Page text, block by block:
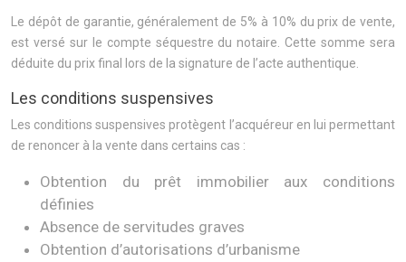
Le dépôt de garantie, généralement de 5% à 10% du prix de vente,
est versé sur le compte séquestre du notaire. Cette somme sera
déduite du prix final lors de la signature de l’acte authentique.
Les conditions suspensives
Les conditions suspensives protègent l’acquéreur en lui permettant
de renoncer à la vente dans certains cas :
Obtention du prêt immobilier aux conditions
définies
Absence de servitudes graves
Obtention d’autorisations d’urbanisme